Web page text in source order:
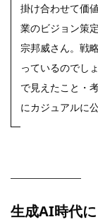
掛け合わせて価
業のビジョン策
宗邦威さん。戦
っているのでし
で見えたこと・
にカジュアルに
生成AI時代